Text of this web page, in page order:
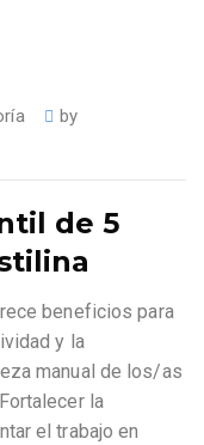
by
de 5
beneficios para
y la
manual de los/as
la
el trabajo en